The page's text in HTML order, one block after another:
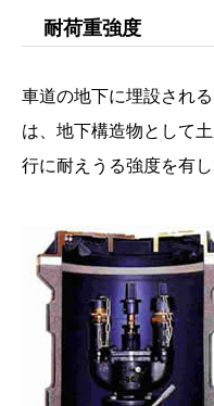
耐荷重強度
車道の地下に埋設され
は、地下構造物として
行に耐えうる強度を有し